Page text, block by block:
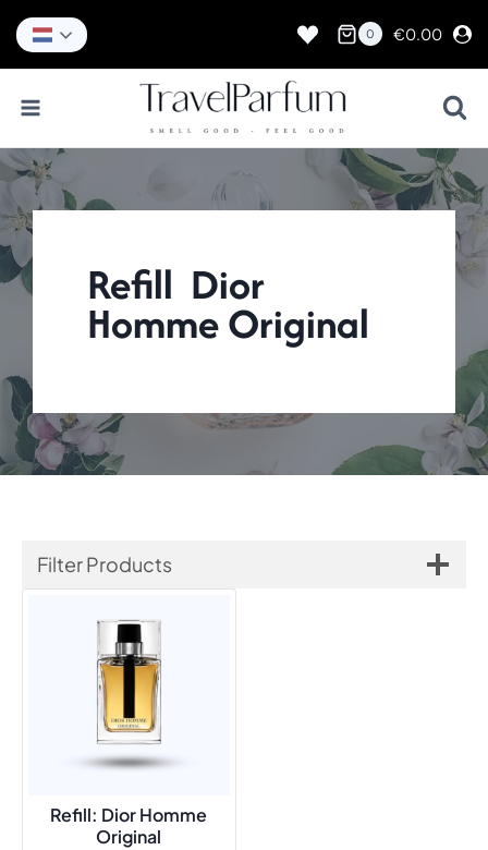
naar
inhoud
0 €0.00
Refill Dior
Homme Original
Filter Products
Refill: Dior Homme
Original